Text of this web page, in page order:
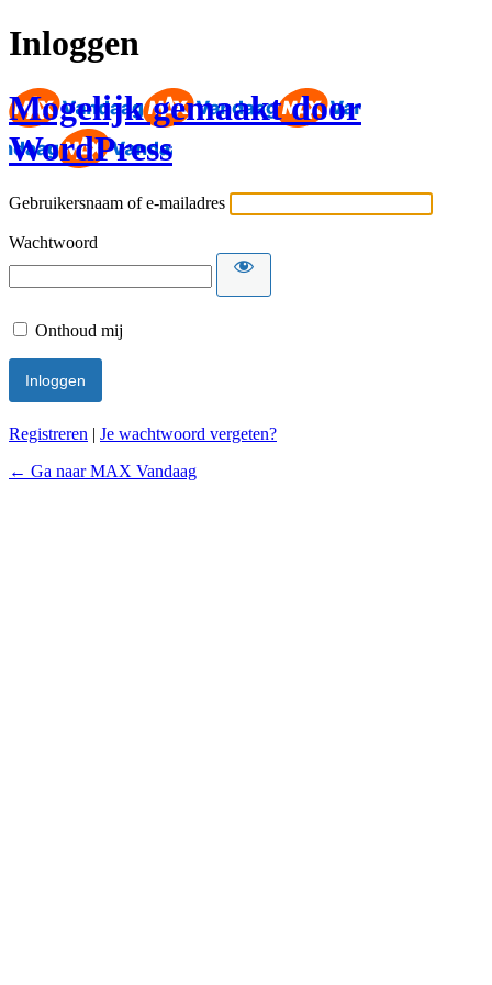
Inloggen
Mogelijk gemaakt door
WordPress
Gebruikersnaam of e-mailadres
Wachtwoord
Onthoud mij
Registreren | Je wachtwoord vergeten?
← Ga naar MAX Vandaag